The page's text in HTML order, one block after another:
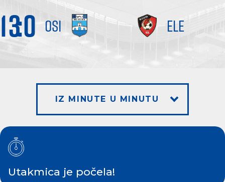
OSI ELE
13
:0
IZ MINUTE U MINUTU
Utakmica je počela!